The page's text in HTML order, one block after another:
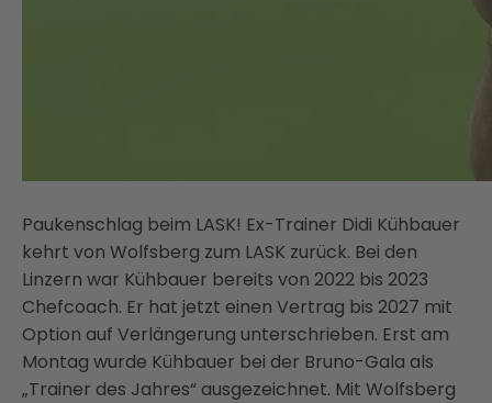
Paukenschlag beim LASK! Ex-Trainer Didi Kühbauer
kehrt von Wolfsberg zum LASK zurück. Bei den
Linzern war Kühbauer bereits von 2022 bis 2023
Chefcoach. Er hat jetzt einen Vertrag bis 2027 mit
Option auf Verlängerung unterschrieben. Erst am
Montag wurde Kühbauer bei der Bruno-Gala als
„Trainer des Jahres“ ausgezeichnet. Mit Wolfsberg